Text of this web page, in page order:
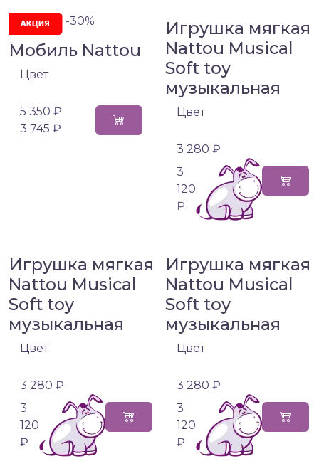
-30%
Мобиль Nattou
Цвет
5 350 ₽
3 745 ₽
Игрушка мягкая
Nattou Musical
Soft toy
музыкальная
Цвет
3 280 ₽
3
120
₽
Игрушка мягкая
Nattou Musical
Soft toy
музыкальная
Цвет
3 280 ₽
3
120
₽
Игрушка мягкая
Nattou Musical
Soft toy
музыкальная
Цвет
3 280 ₽
3
120
₽